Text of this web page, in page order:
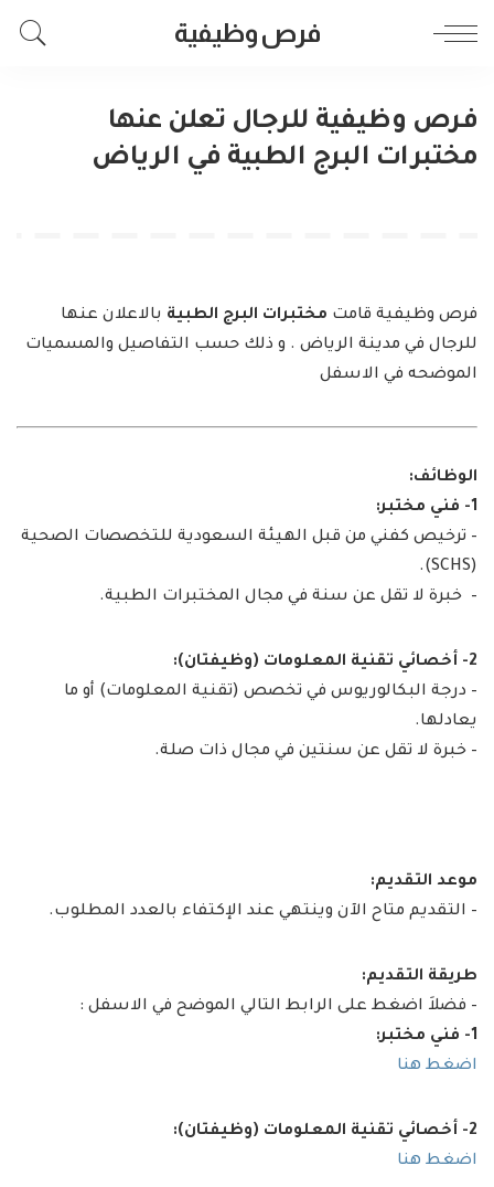
فرص وظيفية
فرص وظيفية للرجال تعلن عنها
مختبرات البرج الطبية في الرياض
فرص وظيفية قامت مختبرات البرج الطبية بالاعلان عنها
للرجال في مدينة الرياض . و ذلك حسب التفاصيل والمسميات
الموضحه في الاسفل
الوظائف:
1- فني مختبر:
– ترخيص كفني من قبل الهيئة السعودية للتخصصات الصحية
(SCHS).
– خبرة لا تقل عن سنة في مجال المختبرات الطبية.
2- أخصائي تقنية المعلومات (وظيفتان):
– درجة البكالوريوس في تخصص (تقنية المعلومات) أو ما
يعادلها.
– خبرة لا تقل عن سنتين في مجال ذات صلة.
موعد التقديم:
– التقديم متاح الآن وينتهي عند الإكتفاء بالعدد المطلوب.
طريقة التقديم:
– فضلاَ اضغط على الرابط التالي الموضح في الاسفل :
1- فني مختبر:
اضغط هنا
2- أخصائي تقنية المعلومات (وظيفتان):
اضغط هنا